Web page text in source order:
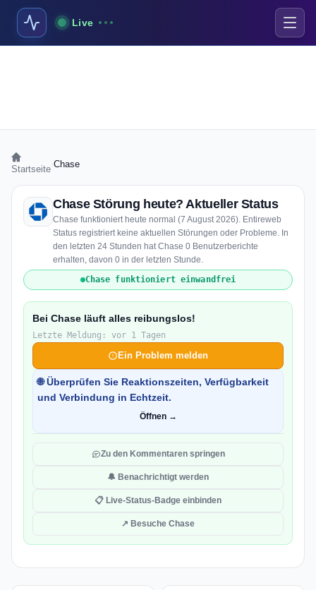
Live
Startseite Chase
Chase Störung heute? Aktueller Status
Chase funktioniert heute normal (7 August 2026). Entireweb
Status registriert keine aktuellen Störungen oder Probleme. In
den letzten 24 Stunden hat Chase 0 Benutzerberichte
erhalten, davon 0 in der letzten Stunde.
Chase funktioniert einwandfrei
Bei Chase läuft alles reibungslos!
Letzte Meldung: vor 1 Tagen
Ein Problem melden
🌐 Überprüfen Sie Reaktionszeiten, Verfügbarkeit
und Verbindung in Echtzeit.
Öffnen →
Zu den Kommentaren springen
🔔 Benachrichtigt werden
📋 Live-Status-Badge einbinden
↗ Besuche Chase